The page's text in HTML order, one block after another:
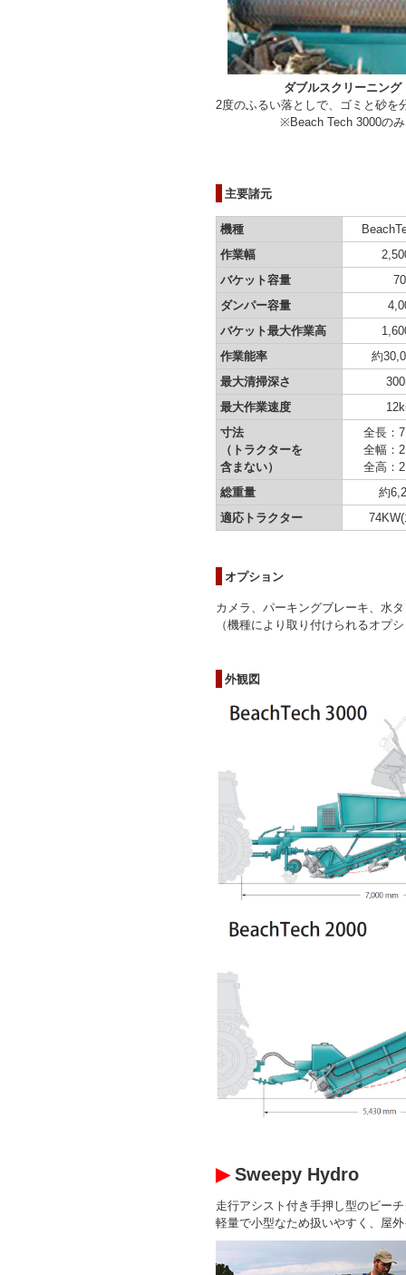
ダブルスクリーニング
2度のふるい落としで、ゴミと砂を
※Beach Tech 3000のみ
主要諸元
機種
作業幅
バケット容量
ダンパー容量
バケット最大作業高
作業能率
約
最大清掃深さ
最大作業速度
寸法
（トラクターを
含まない）
全長：
全幅：
全高：
総重量
約
適応トラクター
オプション
カメラ、パーキングブレーキ、水
（機種により取り付けられるオプ
外観図
▶Sweepy Hydro
走行アシスト付き手押し型のビー
軽量で小型なため扱いやすく、屋